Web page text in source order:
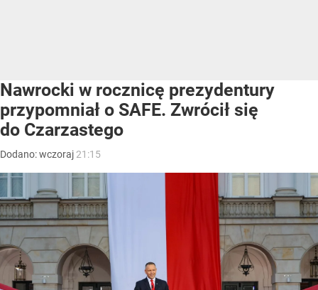
Nawrocki w rocznicę prezydentury
przypomniał o SAFE. Zwrócił się
do Czarzastego
Dodano:wczoraj 21:15